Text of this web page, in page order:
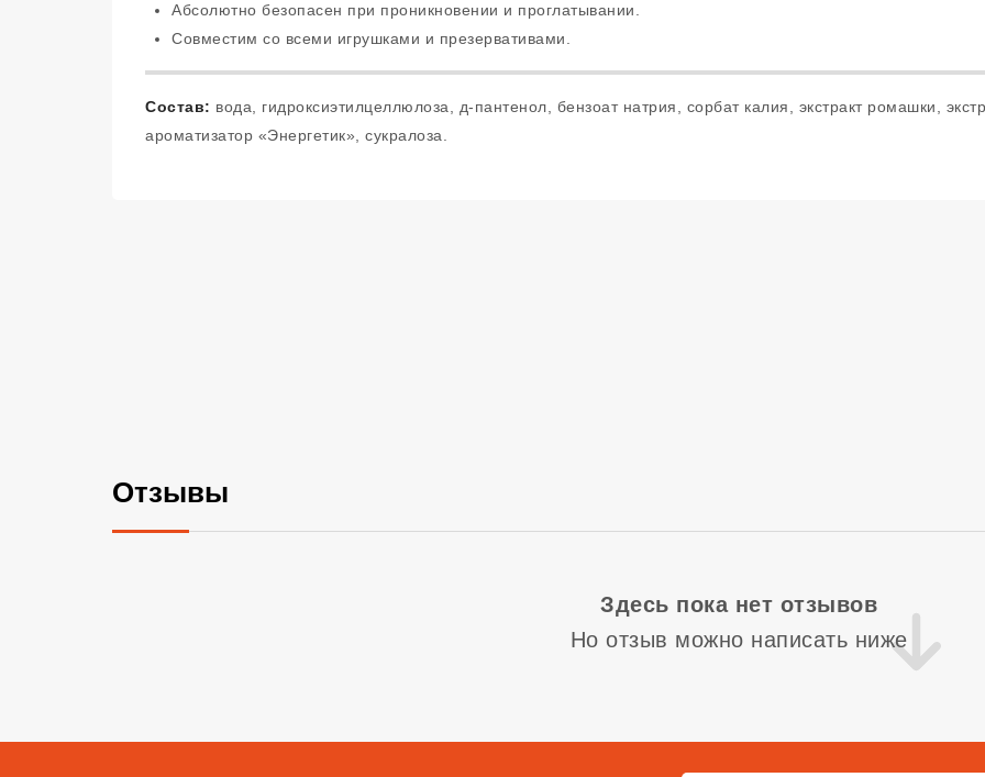
Абсолютно безопасен при проникновении и проглатывании.
Совместим со всеми игрушками и презервативами.
Состав: вода, гидроксиэтилцеллюлоза, д-пантенол, бензоат натрия, сорбат калия, экстракт ромашки,
ароматизатор «Энергетик», сукралоза.
Отзывы
Здесь пока нет отзывов
Но отзыв можно написать ниже